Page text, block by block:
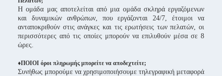
Η ομάδα μας αποτελείται από μια ομάδα σκληρά εργαζόμενων
και δυναμικών ανθρώπων, που εργάζονται 24/7, έτοιμοι να
ανταποκριθούν στις ανάγκες και τις ερωτήσεις των πελατών, οι
περισσότερες από τις οποίες μπορούν να επιλυθούν μέσα σε 8
ώρες.
♦ΠΟΙΟΙ όροι πληρωμής μπορείτε να αποδεχτείτε;
Συνήθως μπορούμε να χρησιμοποιήσουμε τηλεγραφική μεταφορά